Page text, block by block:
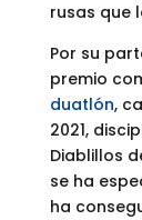
rusas que
Por su
premio
duatlón,
2021,
Diablillos
se ha
ha